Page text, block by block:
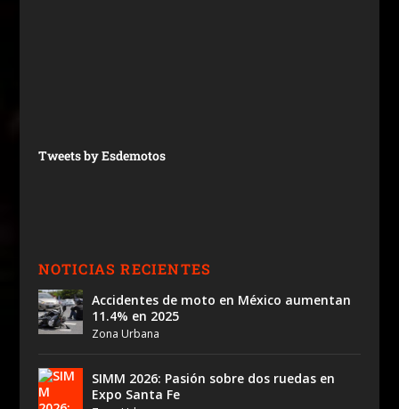
Tweets by Esdemotos
NOTICIAS RECIENTES
Accidentes de moto en México aumentan
11.4% en 2025
Zona Urbana
SIMM 2026: Pasión sobre dos ruedas en
Expo Santa Fe